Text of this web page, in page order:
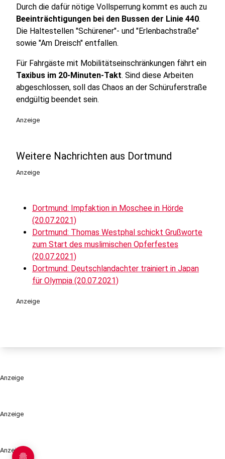
Anzeige
Anzeige
Durch die dafür nötige Vollsperrung kommt es auch zu
Beeinträchtigungen bei den Bussen der Linie 440.
Die Haltestellen "Schürener"- und "Erlenbachstraße"
sowie "Am Dreisch" entfallen.
Für Fahrgäste mit Mobilitätseinschränkungen fährt ein
Taxibus im 20-Minuten-Takt. Sind diese Arbeiten
abgeschlossen, soll das Chaos an der Schüruferstraße
endgültig beendet sein.
Anzeige
Weitere Nachrichten aus Dortmund
Anzeige
Dortmund: Impfaktion in Moschee in Hörde
(20.07.2021)
Dortmund: Thomas Westphal schickt Grußworte
zum Start des muslimischen Opferfestes
(20.07.2021)
Dortmund: Deutschlandachter trainiert in Japan
für Olympia (20.07.2021)
Anzeige
Anzeige